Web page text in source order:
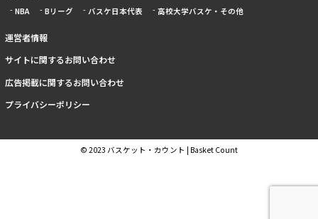
NBA Bリーグ バスケ日本代表 高校大学バスケ・その他
運営者情報
サイトに関するお問い合わせ
広告掲載に関するお問い合わせ
プライバシーポリシー
© 2023 バスケット・カウント | Basket Count